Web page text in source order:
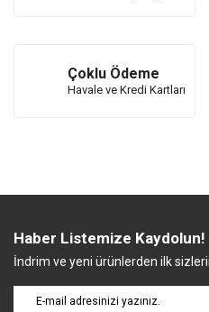
Çoklu Ödeme
Havale ve Kredi Kartları
Haber Listemize Kaydolun!
İndrim ve yeni ürünlerden ilk